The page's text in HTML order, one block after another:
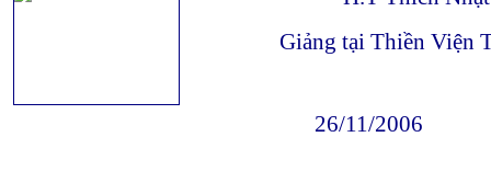
Giảng tại Thiền Viện
26/11/2006